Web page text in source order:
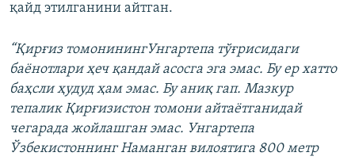
қайд этилганини айтган.
“Қирғиз томонинингУнгартепа тўғрисидаги
баёнотлари ҳеч қандай асосга эга эмас. Бу ер хатто
баҳсли ҳудуд ҳам эмас. Бу аниқ гап. Мазкур
тепалик Қирғизистон томони айтаётганидай
чегарада жойлашган эмас. Унгартепа
Ўзбекистоннинг Наманган вилоятига 800 метр